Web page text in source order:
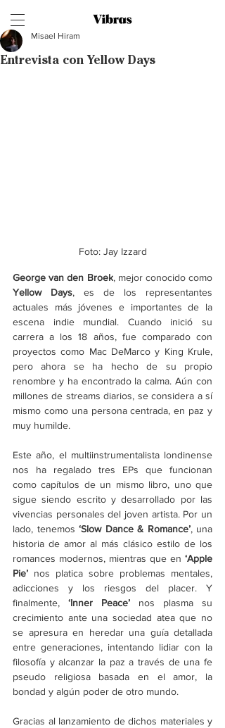
Entrevista con Yellow Days
Misael Hiram
Foto: Jay Izzard
George van den Broek
Yellow Days, es de los representantes
actuales más jóvenes e importantes de la
escena indie mundial. Cuando inició su
carrera a los 18 años, fue comparado con
proyectos como Mac DeMarco y King Krule,
pero ahora se ha hecho de su propio
renombre y ha encontrado la calma. Aún con
millones de streams diarios, se considera a sí
mismo como una persona centrada, en paz y
muy humilde.
Este año, el multiinstrumentalista londinense
nos ha regalado tres EPs que funcionan
como capítulos de un mismo libro, uno que
sigue siendo escrito y desarrollado por las
vivencias personales del joven artista. Por un
lado, tenemos ‘Slow Dance & Romance’, una
historia de amor al más clásico estilo de los
romances modernos, mientras que en ‘Apple
Pie’ nos platica sobre problemas mentales,
adicciones y los riesgos del placer. Y
finalmente, ‘Inner Peace’ nos plasma su
crecimiento ante una sociedad atea que no
se apresura en heredar una guía detallada
entre generaciones, intentando lidiar con la
filosofía y alcanzar la paz a través de una fe
pseudo religiosa basada en el amor, la
bondad y algún poder de otro mundo.
Gracias al lanzamiento de dichos materiales y